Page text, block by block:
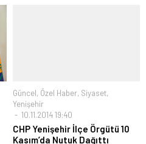
Güncel, Özel Haber, Siyaset,
Yenişehir
10.11.2014 19:40
CHP Yenişehir İlçe Örgütü 10
Kasım’da Nutuk Dağıttı